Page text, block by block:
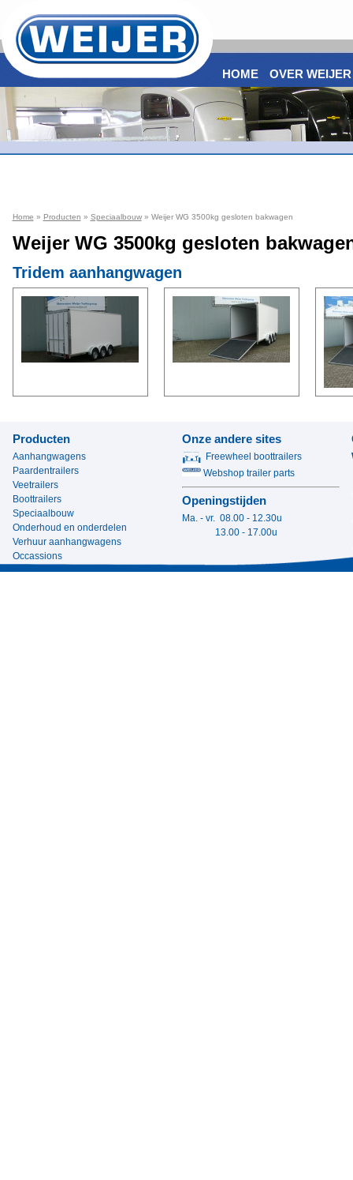
Home » Producten » Speciaalbouw» Weijer WG 3500kg gesloten bakwagen
Weijer WG 3500kg gesloten
Tridem aanhangwagen
Producten
Aanhangwagens
Paardentrailers
Veetrailers
Boottrailers
Speciaalbouw
Onderhoud en onderdelen
Verhuur aanhangwagens
Occassions
Onze andere sites
Freewheel boottrailers
Webshop trailer parts
Openingstijden
Ma. - vr. 08.00 - 12.30u
13.00 - 17.00u
HOME OVER WEIJER